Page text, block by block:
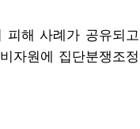
피해 사례가 공유되고
자원에 집단분쟁조정